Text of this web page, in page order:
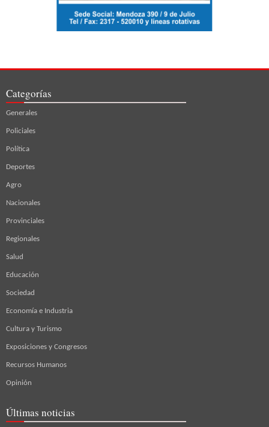
Categorías
Generales
Policiales
Política
Deportes
Agro
Nacionales
Provinciales
Regionales
Salud
Educación
Sociedad
Economía e Industria
Cultura y Turismo
Exposiciones y Congresos
Recursos Humanos
Opinión
Últimas noticias